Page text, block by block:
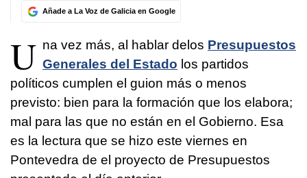
Añade a La Voz de Galicia en Google
U na vez más, al hablar delos Presupuestos
Generales del Estado los partidos
políticos cumplen el guion más o menos
previsto: bien para la formación que los elabora;
mal para las que no están en el Gobierno. Esa
es la lectura que se hizo este viernes en
Pontevedra de el proyecto de Presupuestos